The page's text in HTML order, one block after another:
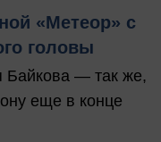
«Метеор» с
головы
Байкова — так же,
еще в конце